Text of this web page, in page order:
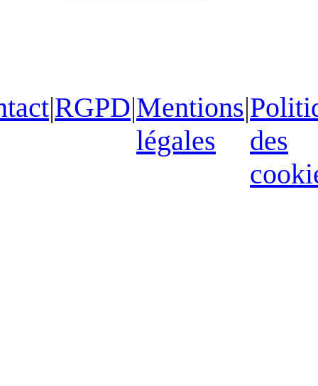
|RGPD|Mentions
légales
|
des